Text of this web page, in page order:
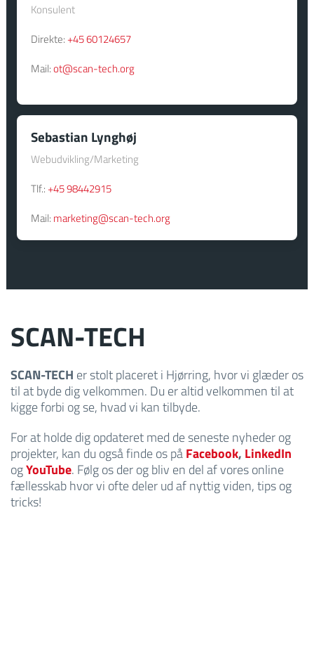
Konsulent
Direkte: +45 60124657
Mail:ot@scan-tech.org
Sebastian Lynghøj
Webudvikling/Marketing
Tlf.: +45 984​42915
Mail: marketing@scan-tech.org
SCAN-TECH
SCAN-TECH er stolt placeret i Hjørring, hvor vi glæder os
til at byde dig velkommen. Du er altid velkommen til at
kigge forbi og se, hvad vi kan tilbyde.
For at holde dig opdateret med de seneste nyheder og
projekter, kan du også finde os påFacebook, LinkedIn
ogYouTube. Følg os der og bliv en del af vores online
fællesskab hvor vi ofte deler ud af nyttig viden, tips og
tricks!